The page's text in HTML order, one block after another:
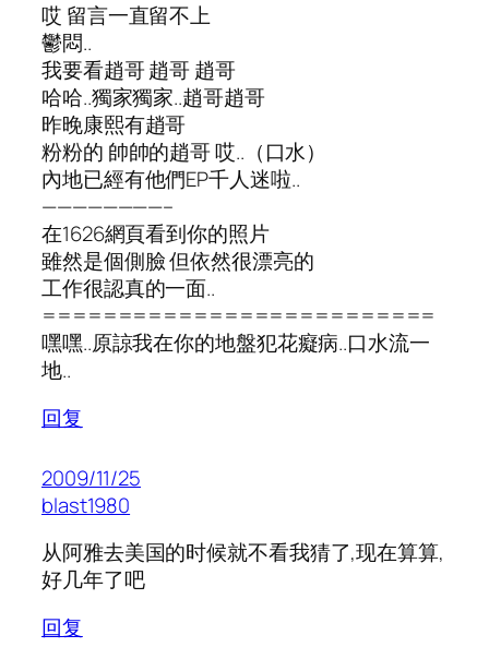
哎 留言一直留不上
鬱悶..
我要看趙哥 趙哥 趙哥
哈哈..獨家獨家..趙哥趙哥
昨晚康熙有趙哥
粉粉的 帥帥的趙哥 哎..（口水）
內地已經有他們EP千人迷啦..
————————–
在1626網頁看到你的照片
雖然是個側臉 但依然很漂亮的
工作很認真的一面..
==========================
嘿嘿..原諒我在你的地盤犯花癡病..口水流一
地..
回复
2009/11/25
blast1980
从阿雅去美国的时候就不看我猜了,现在算算,
好几年了吧
回复